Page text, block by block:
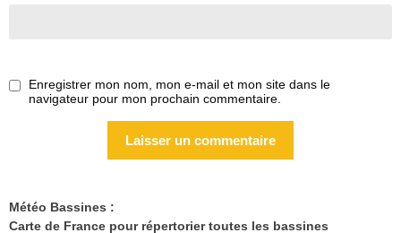
Enregistrer mon nom, mon e-mail et mon site dans le
navigateur pour mon prochain commentaire.
Météo Bassines :
Carte de France pour répertorier toutes les bassines